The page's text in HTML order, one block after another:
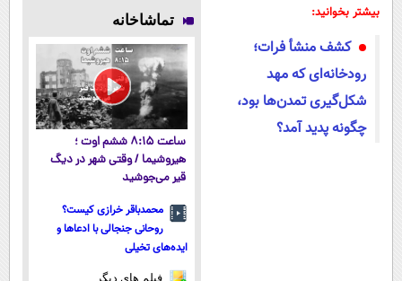
شما(خرید با
پوستتوصاف
میکنه!50%تخفیف
بیشتر بخوانید:
کشف منشأ فرات؛
رودخانه‌ای که مهد
شکل‌گیری تمدن‌ها بود،
چگونه پدید آمد؟
تماشاخانه
ساعت ۸:۱۵ ششم اوت ؛
هیروشیما / وقتی شهر در دیگ
قیر می‌جوشید
محمدباقر خرازی کیست؟
روحانی جنجالی با ادعاها و
ایده‌های تخیلی
فیلم های دیگر